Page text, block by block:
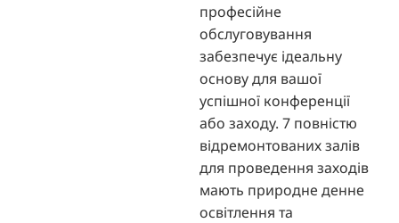
професійне
обслуговування
забезпечує ідеальну
основу для вашої
успішної конференції
або заходу. 7 повністю
відремонтованих залів
для проведення заходів
мають природне денне
освітлення та